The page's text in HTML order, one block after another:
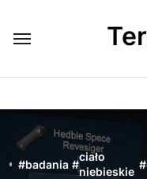
content
#badania #
ciało
niebieskie
#